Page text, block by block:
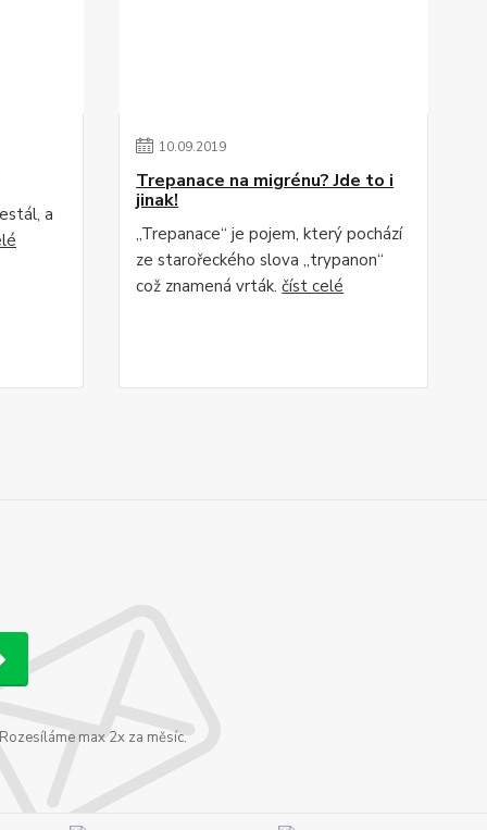
a
10.09.2019
Trepanace na migrénu? Jde to i
jinak!
„Trepanace“ je pojem, který pochází
ze starořeckého slova „trypanon“
což znamená vrták.číst celé
max 2x za měsíc.